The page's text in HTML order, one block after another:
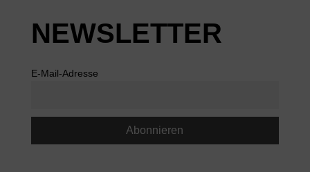
NEWSLETTER
E-Mail-Adresse